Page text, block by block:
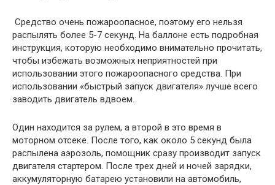
Средство очень пожароопасное, поэтому его нельзя
распылять более 5-7 секунд. На баллоне есть подробная
инструкция, которую необходимо внимательно прочитать,
чтобы избежать возможных неприятностей при
использовании этого пожароопасного средства. При
использовании «быстрый запуск двигателя» лучше всего
заводить двигатель вдвоем.
Один находится за рулем, а второй в это время в
моторном отсеке. После того, как около 5 секунд была
распылена аэрозоль, помощник сразу производит запуск
двигателя стартером. После трех дней и ночей зарядки,
аккумуляторную батарею установили на автомобиль,